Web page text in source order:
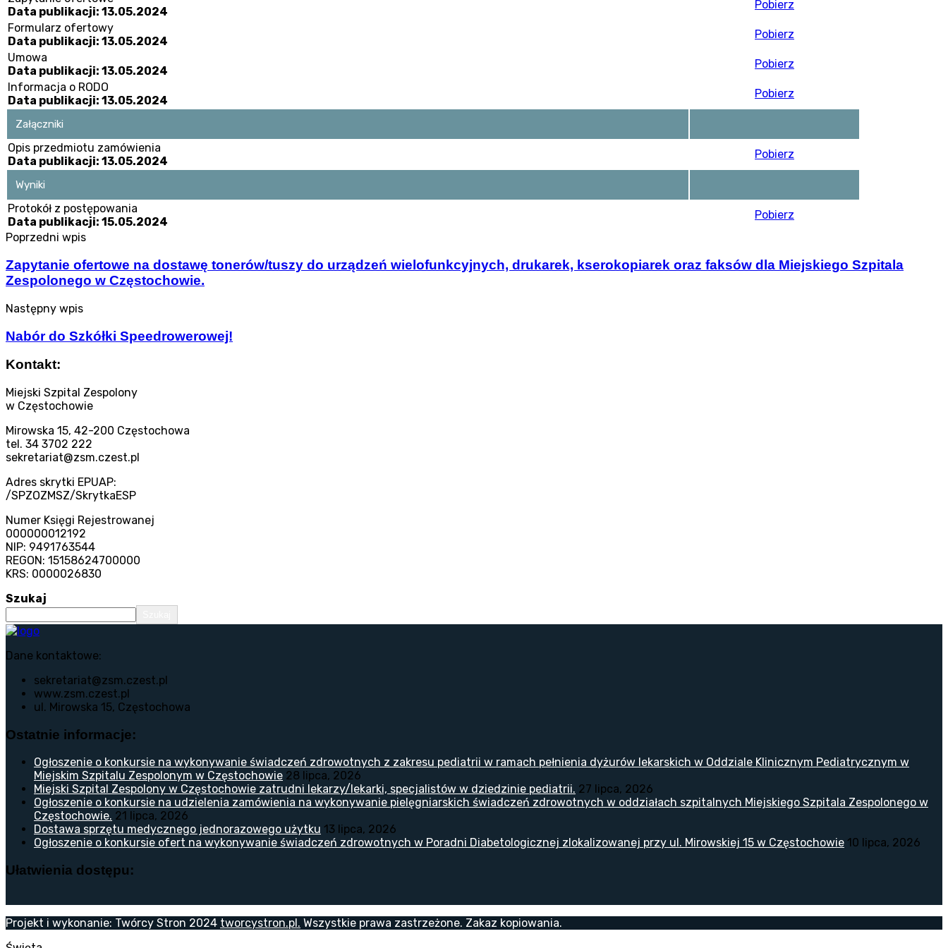
Data publikacji: 13.05.2024
Pobierz
Formularz ofertowy
Data publikacji: 13.05.2024
Pobierz
Umowa
Data publikacji: 13.05.2024
Pobierz
Informacja o RODO
Data publikacji: 13.05.2024
Pobierz
Załączniki
Opis przedmiotu zamówienia
Data publikacji: 13.05.2024
Pobierz
Wyniki
Protokół z postępowania
Data publikacji: 15.05.2024
Pobierz
Poprzedni wpis
Zapytanie ofertowe na dostawę tonerów/tuszy do urządzeń wielofunkcyjnych, drukarek, kserokopiarek oraz faksów dla Miejskiego Szpitala
Zespolonego w Częstochowie.
Następny wpis
Nabór do Szkółki Speedrowerowej!
Kontakt:
Miejski Szpital Zespolony
w Częstochowie
Mirowska 15, 42-200 Częstochowa
tel. 34 3702 222
sekretariat@zsm.czest.pl
Adres skrytki EPUAP:
/SPZOZMSZ/SkrytkaESP
Numer Księgi Rejestrowanej
000000012192
NIP: 9491763544
REGON: 15158624700000
KRS: 0000026830
Szukaj
Dane kontaktowe:
sekretariat@zsm.czest.pl
www.zsm.czest.pl
ul. Mirowska 15, Częstochowa
Ostatnie informacje:
Ogłoszenie o konkursie na wykonywanie świadczeń zdrowotnych z zakresu pediatrii w ramach pełnienia dyżurów lekarskich w Oddziale Klinicznym Pediatrycznym w
Miejskim Szpitalu Zespolonym w Częstochowie 28 lipca, 2026
Miejski Szpital Zespolony w Częstochowie zatrudni lekarzy/lekarki, specjalistów w dziedzinie pediatrii. 27 lipca, 2026
Ogłoszenie o konkursie na udzielenia zamówienia na wykonywanie pielęgniarskich świadczeń zdrowotnych w oddziałach szpitalnych Miejskiego Szpitala Zespolonego w
Częstochowie. 21 lipca, 2026
Dostawa sprzętu medycznego jednorazowego użytku 13 lipca, 2026
Ogłoszenie o konkursie ofert na wykonywanie świadczeń zdrowotnych w Poradni Diabetologicznej zlokalizowanej przy ul. Mirowskiej 15 w Częstochowie 10 lipca, 2026
Ułatwienia dostępu:
Projekt i wykonanie: Twórcy Stron 2024 tworcystron.pl. Wszystkie prawa zastrzeżone. Zakaz kopiowania.